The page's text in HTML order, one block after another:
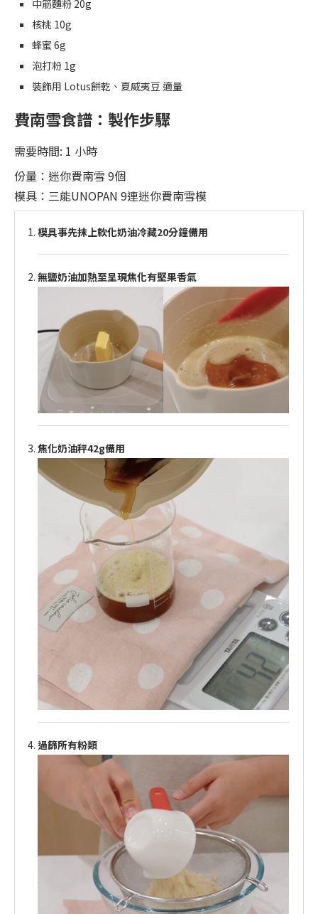
中筋麵粉 20g
核桃 10g
蜂蜜 6g
泡打粉 1g
裝飾用 Lotus餅乾、夏威夷豆 適量
費南雪食譜：製作步驟
需要時間: 1 小時
份量：迷你費南雪 9個
模具：三能UNOPAN 9連迷你費南雪模
模具事先抹上軟化奶油冷藏20分鐘備用
無鹽奶油加熱至呈現焦化有堅果香氣
焦化奶油秤42g備用
過篩所有粉類